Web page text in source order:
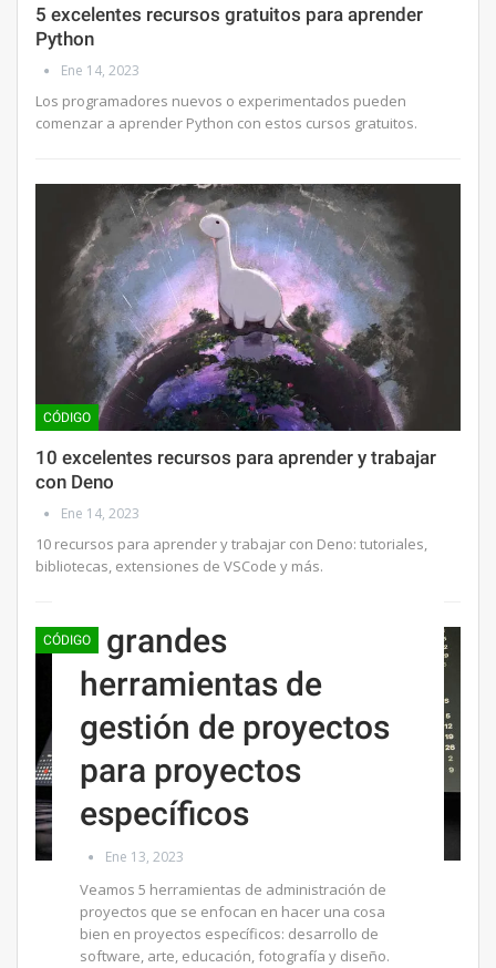
5 excelentes recursos gratuitos para aprender
Python
Ene 14, 2023
Los programadores nuevos o experimentados pueden
comenzar a aprender Python con estos cursos gratuitos.
CÓDIGO
10 excelentes recursos para aprender y trabajar
con Deno
Ene 14, 2023
10 recursos para aprender y trabajar con Deno: tutoriales,
bibliotecas, extensiones de VSCode y más.
CÓDIGO5 grandes
herramientas de
gestión de proyectos
para proyectos
específicos
Ene 13, 2023
Veamos 5 herramientas de administración de
proyectos que se enfocan en hacer una cosa
bien en proyectos específicos: desarrollo de
software, arte, educación, fotografía y diseño.